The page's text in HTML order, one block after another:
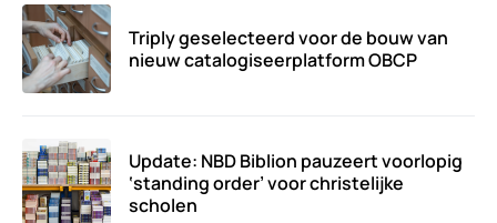
Triply geselecteerd voor de bouw van
nieuw catalogiseerplatform OBCP
Update: NBD Biblion pauzeert voorlopig
‘standing order’ voor christelijke
scholen